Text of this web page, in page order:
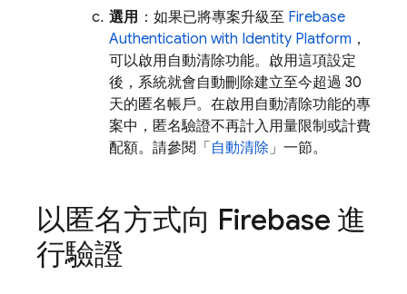
選用 ：如果已將專案升級至 Firebase
Authentication with Identity Platform ，
可以啟用自動清除功能。啟用這項設定
後，系統就會自動刪除建立至今超過 30
天的匿名帳戶。在啟用自動清除功能的專
案中，匿名驗證不再計入用量限制或計費
配額。請參閱「 自動清除」一節。
以匿名方式向 Firebase 進
行驗證